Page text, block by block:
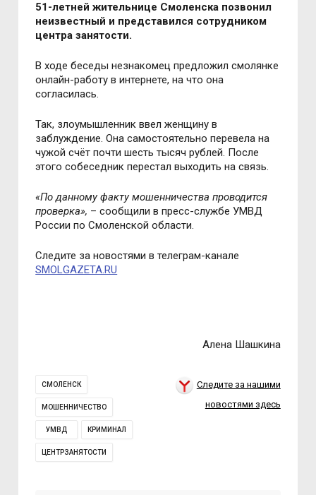
51-летней жительнице Смоленска позвонил
неизвестный и представился сотрудником
центра занятости.
В ходе беседы незнакомец предложил смолянке
онлайн-работу в интернете, на что она
согласилась.
Так, злоумышленник ввел женщину в
заблуждение. Она самостоятельно перевела на
чужой счёт почти шесть тысяч рублей. После
этого собеседник перестал выходить на связь.
«По данному факту мошенничества проводится
проверка», – сообщили в пресс-службе УМВД
России по Смоленской области.
Следите за новостями в телеграм-канале
SMOLGAZETA.RU
Алена Шашкина
СМОЛЕНСК
МОШЕННИЧЕСТВО
УМВД КРИМИНАЛ
ЦЕНТРЗАНЯТОСТИ
Следите за нашими
новостями здесь